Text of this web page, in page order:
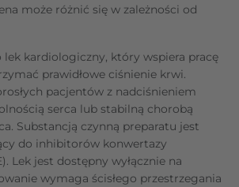
może różnić się w zależności od
lek kardiologiczny, który wspiera pracę
prawidłowe ciśnienie krwi.
pacjentów z nadciśnieniem
serca lub stabilną chorobą
Substancją czynną preparatu jest
do inhibitorów konwertazy
Lek jest dostępny wyłącznie na
wymaga ścisłego przestrzegania